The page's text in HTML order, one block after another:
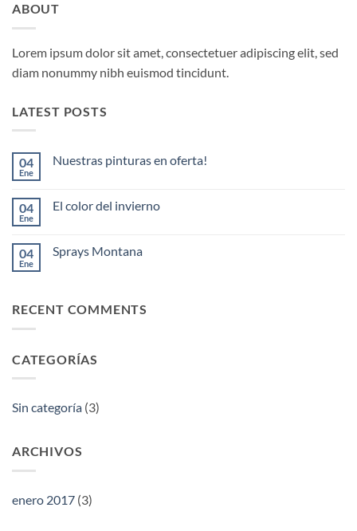
ABOUT
Lorem ipsum dolor sit amet, consectetuer adipiscing elit, sed
diam nonummy nibh euismod tincidunt.
LATEST POSTS
04
Ene
Nuestras pinturas en oferta!
en
oferta!
04
Ene
El color del invierno
en
04
Ene
Sprays Montana
Sprays
RECENT COMMENTS
CATEGORÍAS
Sin categoría (3)
ARCHIVOS
enero 2017 (3)